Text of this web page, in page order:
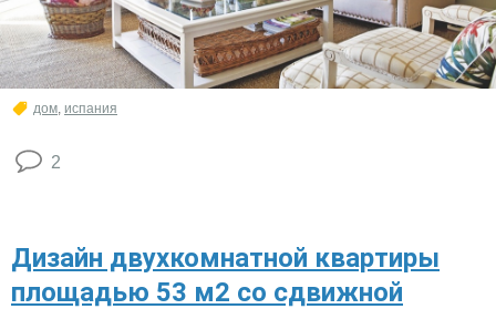
дом испания
2
Дизайн двухкомнатной квартиры
площадью 53 м2 со сдвижной